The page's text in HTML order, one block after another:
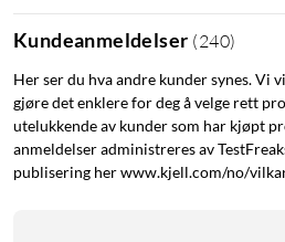
Kundeanmeldelser (240)
Her ser du hva andre kunder synes. Vi
gjøre det enklere for deg å velge rett
utelukkende av kunder som har kjøpt
anmeldelser administreres av
publisering her www.kjell.com/no/